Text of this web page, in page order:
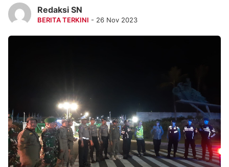
Redaksi SN
BERITA TERKINI - 26 Nov 2023